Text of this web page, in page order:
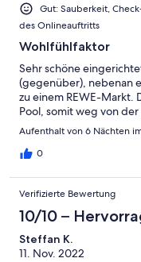
Gut: Sauberkeit,
des Onlineauftritts
Wohlfühlfaktor
Sehr schöne
(gegenüber), nebenan
zu einem REWE-Markt.
Pool, somit weg von
Aufenthalt von 6 Nächten
0
Verifizierte Bewertung
10/10 –
Steffan K.
11. Nov. 2022